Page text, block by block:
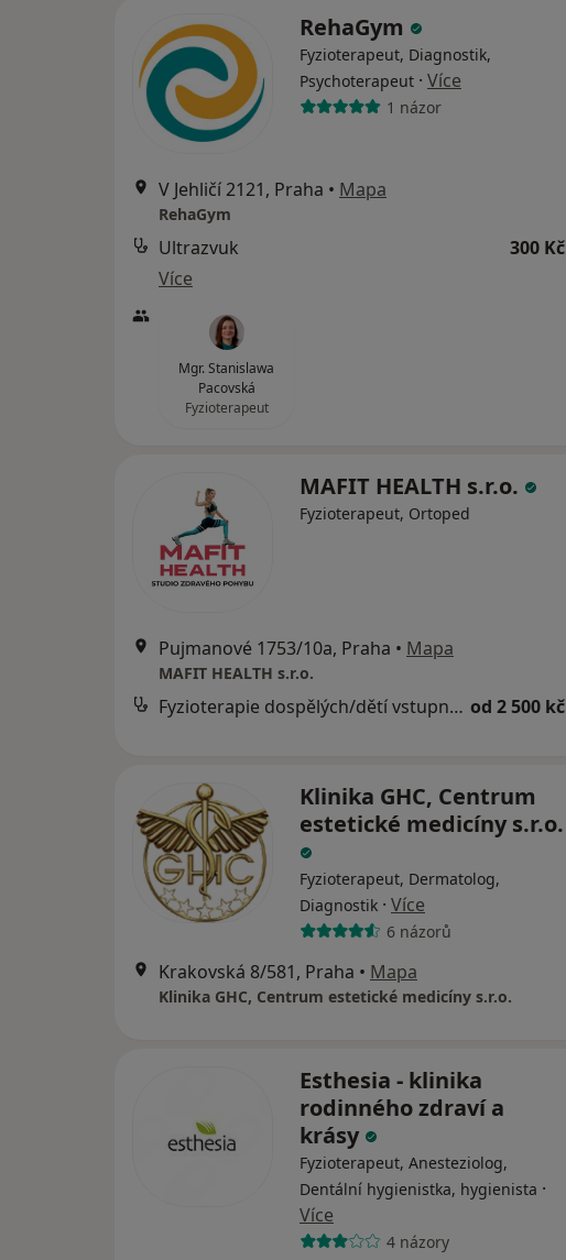
RehaGym
Fyzioterapeut, Diagnostik,
Psychoterapeut · Více
1 názor
V Jehličí 2121, Praha • Mapa
RehaGym
Ultrazvuk
300 Kč
Více
Mgr. Stanislawa
Pacovská
Fyzioterapeut
MAFIT HEALTH s.r.o.
Fyzioterapeut, Ortoped
Pujmanové 1753/10a, Praha • Mapa
MAFIT HEALTH s.r.o.
Fyzioterapie dospělých/dětí vstupní vyšetření od 2 500 kč
Klinika GHC, Centrum
estetické medicíny s.r.o.
Fyzioterapeut, Dermatolog,
Diagnostik · Více
6 názorů
Krakovská 8/581, Praha • Mapa
Klinika GHC, Centrum estetické medicíny s.r.o.
Esthesia - klinika
rodinného zdraví a
krásy
Fyzioterapeut, Anesteziolog,
Dentální hygienistka, hygienista ·
Více
4 názory